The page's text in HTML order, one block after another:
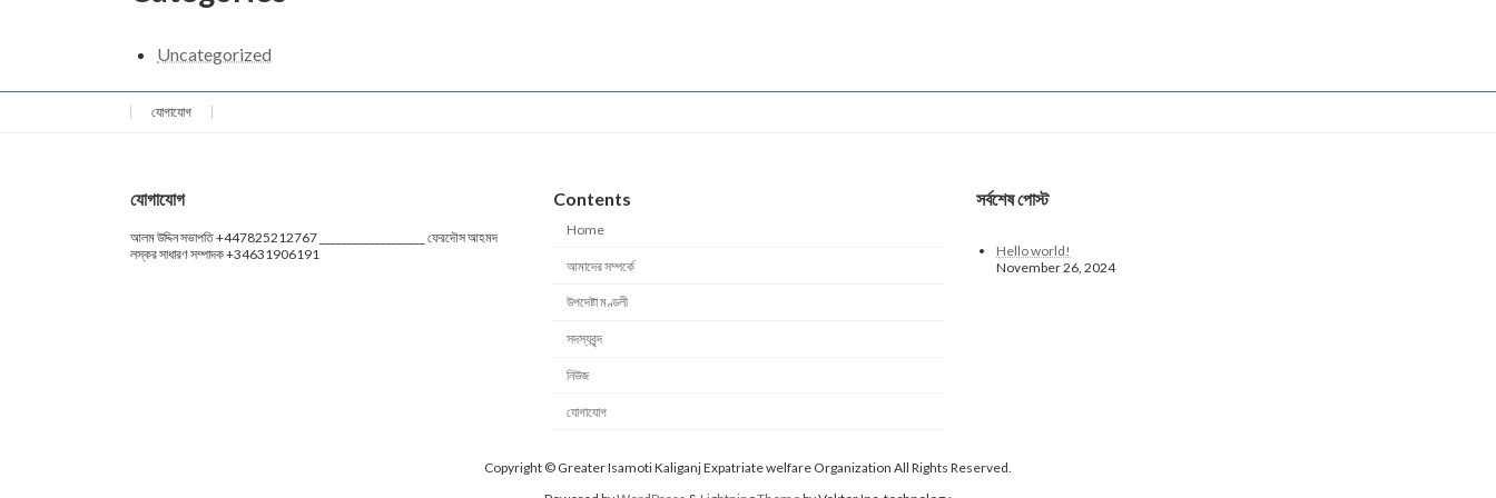
Uncategorized
যোগাযোগ
যোগাযোগ
আলম উদ্দিন সভাপতি +447825212767 ___________________ ফেরদৌস আহমদ
লস্কর সাধারণ সম্পাদক +34631906191
Contents
Home
আমাদের সম্পর্কে
উপদেষ্টা মণ্ডলী
সদস্যবৃন্দ
নিউজ
যোগাযোগ
সর্বশেষ পোস্ট
Hello world!
November 26, 2024
Copyright © Greater Isamoti Kaliganj Expatriate welfare Organization All Rights Reserved.